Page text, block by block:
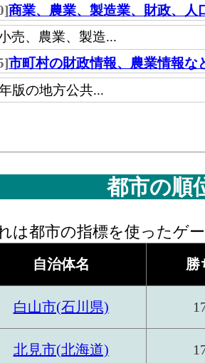
商業、農業、製造業、財政、人
売、農業、製造...
市町村の財政情報、農業情報な
版の地方公共...
都市の順
は都市の指標を使ったゲ
自治体名 勝
白山市(石川県)
北見市(北海道)